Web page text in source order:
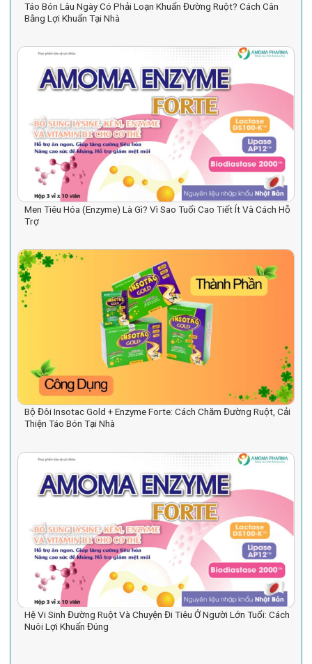
Táo Bón Lâu Ngày Có Phải Loạn Khuẩn Đường Ruột? Cách Cân
Bằng Lợi Khuẩn Tại Nhà
Men Tiêu Hóa (Enzyme) Là Gì? Vì Sao Tuổi Cao Tiết Ít Và Cách Hỗ
Trợ
Bộ Đôi Insotac Gold + Enzyme Forte: Cách Chăm Đường Ruột, Cải
Thiện Táo Bón Tại Nhà
Hệ Vi Sinh Đường Ruột Và Chuyện Đi Tiêu Ở Người Lớn Tuổi: Cách
Nuôi Lợi Khuẩn Đúng